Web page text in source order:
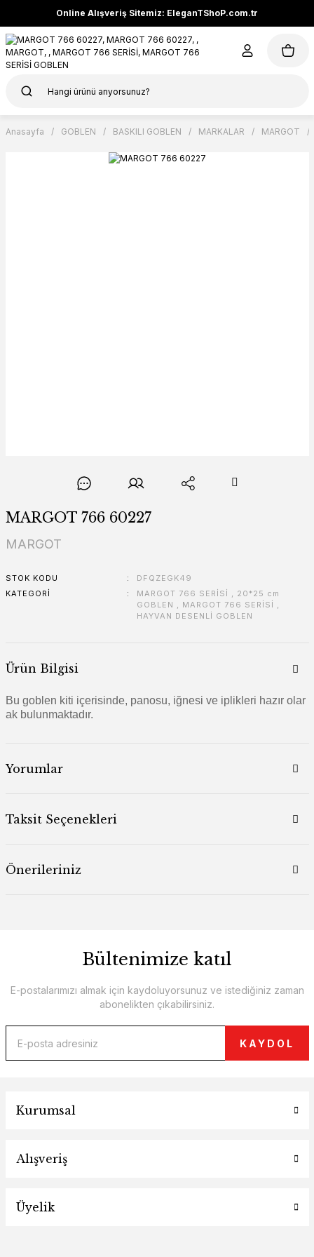
Online Alışveriş Sitemiz: EleganTShoP.com.tr
Anasayfa GOBLEN BASKILI GOBLEN MARKALAR MARGOT
MARGOT 766 60227
MARGOT
STOK KODU
DFQZEGK49
KATEGORI
MARGOT 766 SERİSİ , 20*25 cm
GOBLEN , MARGOT 766 SERİSİ ,
HAYVAN DESENLİ GOBLEN
Ürün Bilgisi
Bu goblen kiti içerisinde, panosu, iğnesi ve iplikleri hazır olar
ak bulunmaktadır.
Yorumlar
Taksit Seçenekleri
Önerileriniz
Bültenimize katıl
E-postalarımızı almak için kaydoluyorsunuz ve istediğiniz zaman
abonelikten çıkabilirsiniz.
KAYDOL
Kurumsal
Alışveriş
Üyelik